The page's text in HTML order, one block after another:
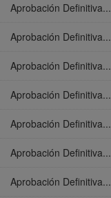
Aprobación Definitiva...
Aprobación Definitiva...
Aprobación Definitiva...
Aprobación Definitiva...
Aprobación Definitiva...
Aprobación Definitiva...
Aprobación Definitiva...